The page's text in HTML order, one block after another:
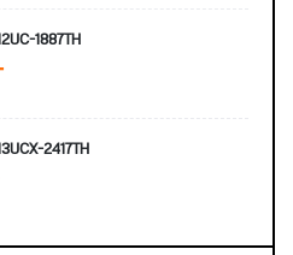
1887TH
2417TH